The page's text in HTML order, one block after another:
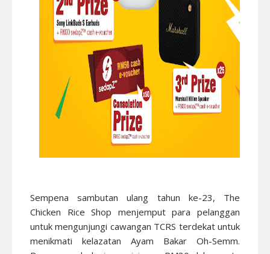
Sempena sambutan ulang tahun ke-23, The
Chicken Rice Shop menjemput para pelanggan
untuk mengunjungi cawangan TCRS terdekat untuk
menikmati kelazatan Ayam Bakar Oh-Semm.